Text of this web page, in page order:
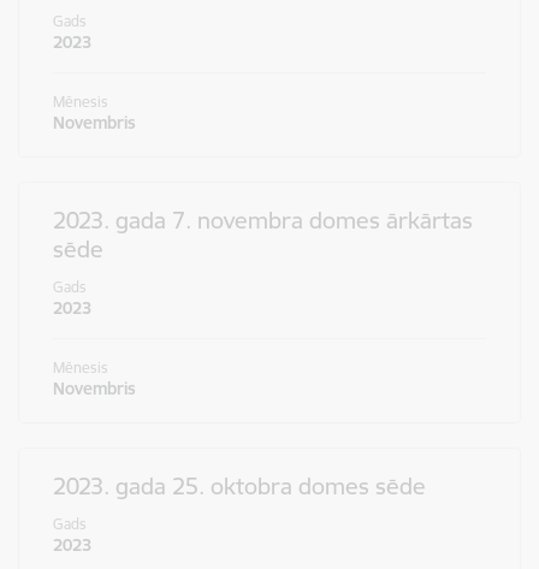
Gads
2023
Mēnesis
Novembris
2023. gada 7. novembra domes ārkārtas
sēde
Gads
2023
Mēnesis
Novembris
2023. gada 25. oktobra domes sēde
Gads
2023